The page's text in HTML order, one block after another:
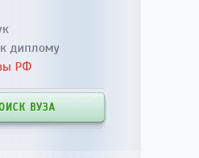
диплому
РФ
ВУЗА